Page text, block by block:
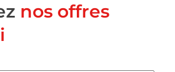
nos offres